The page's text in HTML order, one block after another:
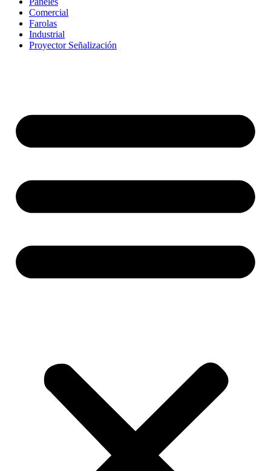
Comercial
Farolas
Industrial
Proyector Señalización